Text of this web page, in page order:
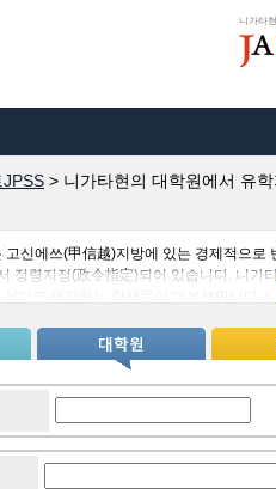
니가타
> 니가타현의 대학원에서 유학
고신에쓰(甲信越)지방에 있는 경제적으
정령지정(政令指定)되어 있습니다. 니
싶다고 생각하는 학생들이 대부분입니다
있어서 방학 때 이 곳에 한 번 가 보면 또